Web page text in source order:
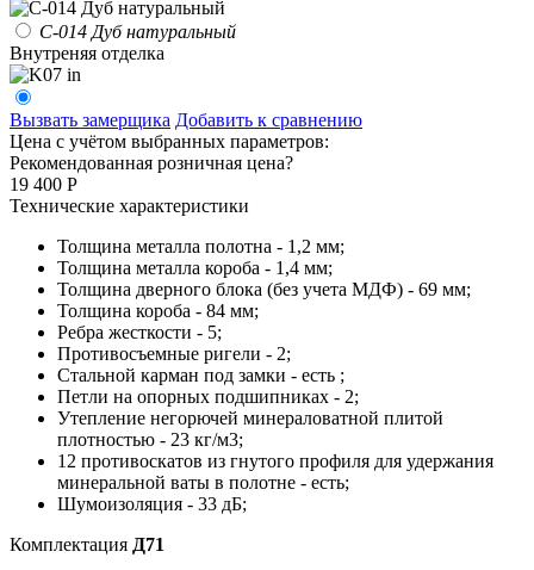
С-014 Дуб натуральный
Внутреняя отделка
Вызвать замерщика Добавить к сравнению
Цена с учётом выбранных параметров:
Рекомендованная розничная цена?
19 400 Р
Технические характеристики
Толщина металла полотна - 1,2 мм;
Толщина металла короба - 1,4 мм;
Толщина дверного блока (без учета МДФ) - 69 мм;
Толщина короба - 84 мм;
Ребра жесткости - 5;
Противосъемные ригели - 2;
Стальной карман под замки - есть ;
Петли на опорных подшипниках - 2;
Утепление негорючей минераловатной плитой
плотностью - 23 кг/м3;
12 противоскатов из гнутого профиля для удержания
минеральной ваты в полотне - есть;
Шумоизоляция - 33 дБ;
Комплектация Д71